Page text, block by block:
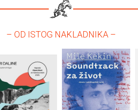
– OD ISTOG NAKLADNIKA –